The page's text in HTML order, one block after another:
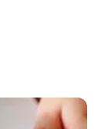
&
akár